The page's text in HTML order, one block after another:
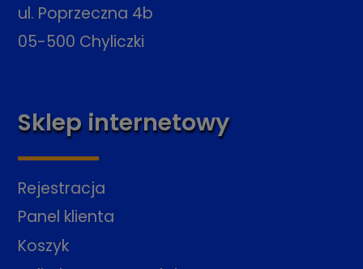
ul. Poprzeczna 4b
05-500 Chyliczki
Sklep internetowy
Rejestracja
Panel klienta
Koszyk